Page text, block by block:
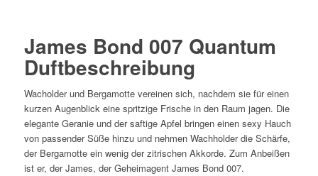
James Bond 007 Quantum
Duftbeschreibung
Wacholder und Bergamotte vereinen sich, nachdem sie für einen
kurzen Augenblick eine spritzige Frische in den Raum jagen. Die
elegante Geranie und der saftige Apfel bringen einen sexy Hauch
von passender Süße hinzu und nehmen Wachholder die Schärfe,
der Bergamotte ein wenig der zitrischen Akkorde. Zum Anbeißen
ist er, der James, der Geheimagent James Bond 007.